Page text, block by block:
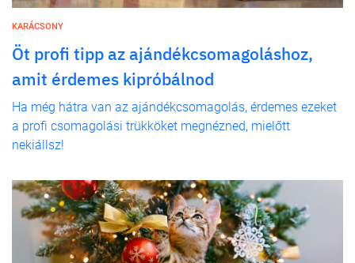
KARÁCSONY
Öt profi tipp az ajándékcsomagoláshoz,
amit érdemes kipróbálnod
Ha még hátra van az ajándékcsomagolás, érdemes ezeket
a profi csomagolási trükköket megnézned, mielőtt
nekiállsz!